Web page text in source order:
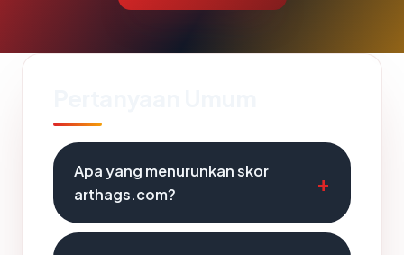
Apa yang menurunkan skor
arthags.com?